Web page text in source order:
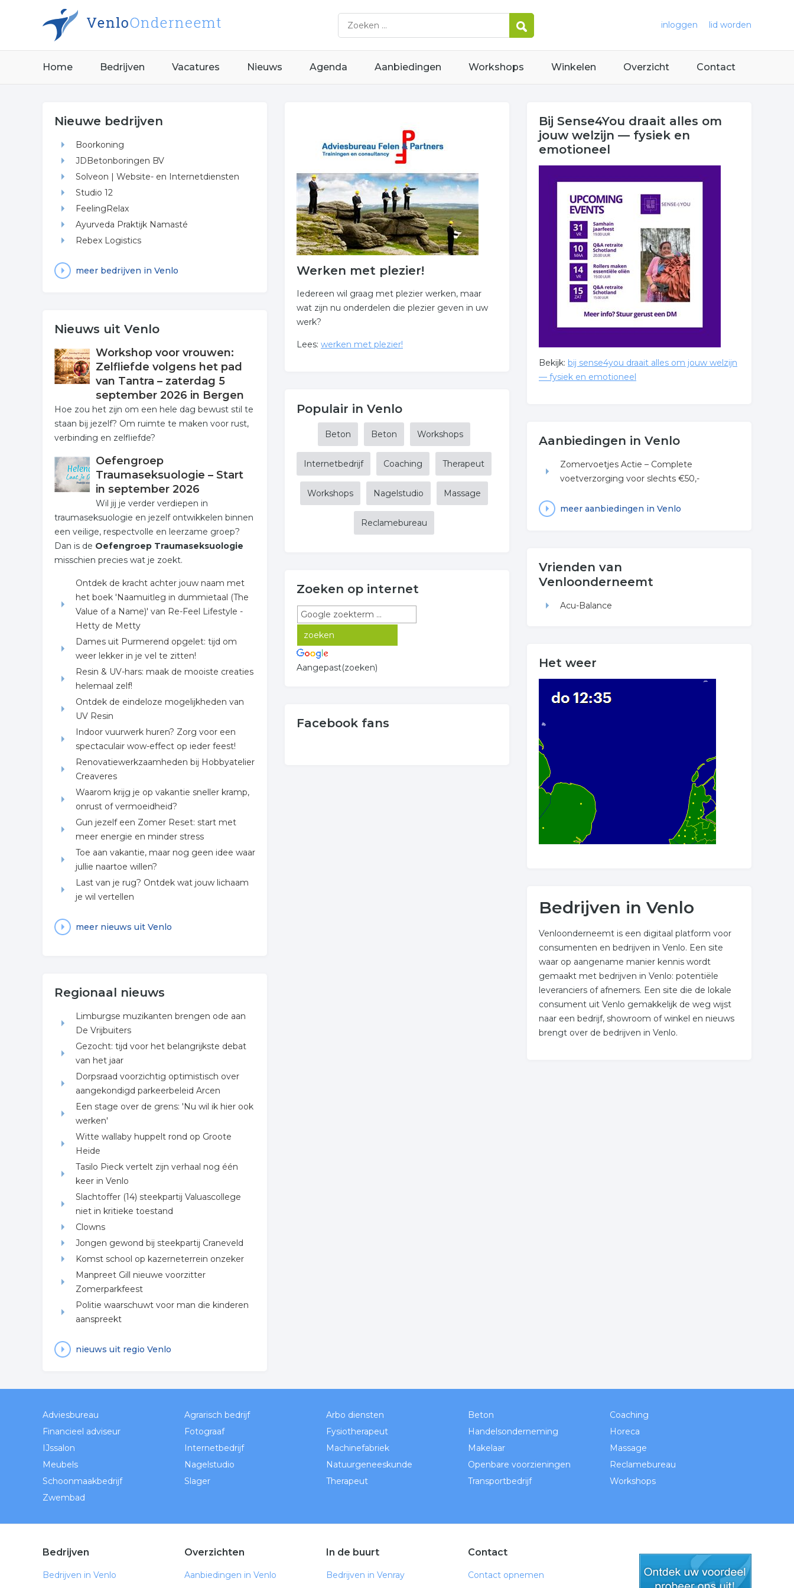
inloggen lid worden
Home Bedrijven Vacatures Nieuws Agenda Aanbiedingen Workshops Winkelen Overzicht Contact
Nieuwe bedrijven
Boorkoning
JDBetonboringen BV
Solveon | Website- en Internetdiensten
Studio 12
FeelingRelax
Ayurveda Praktijk Namasté
Rebex Logistics
meer bedrijven in Venlo
Nieuws uit Venlo
Workshop voor vrouwen:
Zelfliefde volgens het pad
van Tantra – zaterdag 5
september 2026 in Bergen
Hoe zou het zijn om een hele dag bewust stil te
staan bij jezelf? Om ruimte te maken voor rust,
verbinding en zelfliefde?
Oefengroep
Traumaseksuologie – Start
in september 2026
Wil jij je verder verdiepen in
traumaseksuologie en jezelf ontwikkelen binnen
een veilige, respectvolle en leerzame groep?
Dan is de Oefengroep Traumaseksuologie
misschien precies wat je zoekt.
Ontdek de kracht achter jouw naam met
het boek 'Naamuitleg in dummietaal (The
Value of a Name)' van Re-Feel Lifestyle -
Hetty de Metty
Dames uit Purmerend opgelet: tijd om
weer lekker in je vel te zitten!
Resin & UV-hars: maak de mooiste creaties
helemaal zelf!
Ontdek de eindeloze mogelijkheden van
UV Resin
Indoor vuurwerk huren? Zorg voor een
spectaculair wow-effect op ieder feest!
Renovatiewerkzaamheden bij Hobbyatelier
Creaveres
Waarom krijg je op vakantie sneller kramp,
onrust of vermoeidheid?
Gun jezelf een Zomer Reset: start met
meer energie en minder stress
Toe aan vakantie, maar nog geen idee waar
jullie naartoe willen?
Last van je rug? Ontdek wat jouw lichaam
je wil vertellen
meer nieuws uit Venlo
Regionaal nieuws
Limburgse muzikanten brengen ode aan
De Vrijbuiters
Gezocht: tijd voor het belangrijkste debat
van het jaar
Dorpsraad voorzichtig optimistisch over
aangekondigd parkeerbeleid Arcen
Een stage over de grens: 'Nu wil ik hier ook
werken'
Witte wallaby huppelt rond op Groote
Heide
Tasilo Pieck vertelt zijn verhaal nog één
keer in Venlo
Slachtoffer (14) steekpartij Valuascollege
niet in kritieke toestand
Clowns
Jongen gewond bij steekpartij Craneveld
Komst school op kazerneterrein onzeker
Manpreet Gill nieuwe voorzitter
Zomerparkfeest
Politie waarschuwt voor man die kinderen
aanspreekt
nieuws uit regio Venlo
Werken met plezier!
Iedereen wil graag met plezier werken, maar
wat zijn nu onderdelen die plezier geven in uw
werk?
Lees: werken met plezier!
Populair in Venlo
Beton Beton Workshops
Internetbedrijf Coaching Therapeut
Workshops Nagelstudio Massage
Reclamebureau
Zoeken op internet
Aangepast(zoeken)
Facebook fans
Bij Sense4You draait alles om
jouw welzijn — fysiek en
emotioneel
Bekijk: bij sense4you draait alles om jouw welzijn
— fysiek en emotioneel
Aanbiedingen in Venlo
Zomervoetjes Actie – Complete
voetverzorging voor slechts €50,-
meer aanbiedingen in Venlo
Vrienden van
Venloonderneemt
Acu-Balance
Het weer
Bedrijven in Venlo
Venloonderneemt is een digitaal platform voor
consumenten en bedrijven in Venlo. Een site
waar op aangename manier kennis wordt
gemaakt met bedrijven in Venlo: potentiële
leveranciers of afnemers. Een site die de lokale
consument uit Venlo gemakkelijk de weg wijst
naar een bedrijf, showroom of winkel en nieuws
brengt over de bedrijven in Venlo.
Adviesbureau Agrarisch bedrijf Arbo diensten Beton
Coaching
Financieel adviseur
Fotograaf Fysiotherapeut Handelsonderneming
Horeca
IJssalon
Internetbedrijf Machinefabriek Makelaar
Massage
Meubels
Nagelstudio Natuurgeneeskunde Openbare voorzieningen
Reclamebureau
Schoonmaakbedrijf
Slager Therapeut Transportbedrijf
Workshops
Zwembad
Bedrijven
Bedrijven in Venlo
Overzichten
Aanbiedingen in Venlo
In de buurt
Bedrijven in Venray
Contact
Contact opnemen